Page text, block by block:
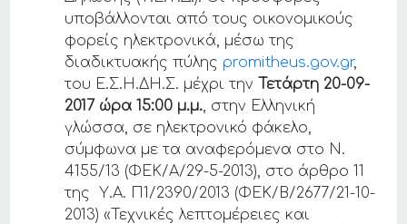
υποβάλλονται από τους οικονομικούς
φορείς ηλεκτρονικά, μέσω της
διαδικτυακής πύλης promitheus.gov.gr,
του Ε.Σ.Η.ΔΗ.Σ. μέχρι την Τετάρτη 20-09-
2017 ώρα 15:00 μ.μ., στην Ελληνική
γλώσσα, σε ηλεκτρονικό φάκελο,
σύμφωνα με τα αναφερόμενα στο Ν.
4155/13 (ΦΕΚ/Α/29-5-2013), στο άρθρο 11
της Υ.Α. Π1/2390/2013 (ΦΕΚ/Β/2677/21-10-
2013) «Τεχνικές λεπτομέρειες και